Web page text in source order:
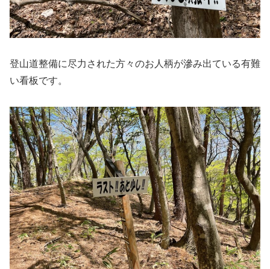
登山道整備に尽力された方々のお人柄が滲み出ている有難
い看板です。